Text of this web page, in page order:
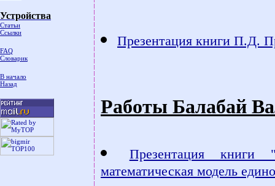
Устройства
Статьи
Ссылки
FAQ
Словарик
В начало
Назад
Презентация книги П.Д.
Работы Балабай
Презентация книги
математическая модель